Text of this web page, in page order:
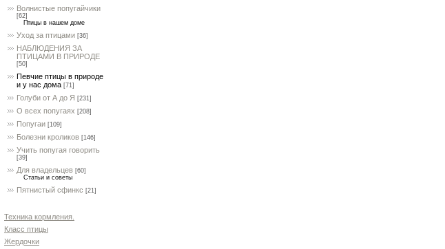
Волнистые попугайчики
[62]
Птицы в нашем доме
Уход за птицами [36]
НАБЛЮДЕНИЯ ЗА
ПТИЦАМИ В ПРИРОДЕ
[50]
Певчие птицы в природе
и у нас дома [71]
Голуби от А до Я [231]
О всех попугаях [208]
Попугаи [109]
Болезни кроликов [146]
Учить попугая говорить
[39]
Для владельцев [60]
Статьи и советы
Пятнистый сфинкс [21]
Техника кормления.
Класс птицы
Жердочки